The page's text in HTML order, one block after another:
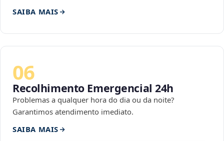
SAIBA MAIS
06
Recolhimento Emergencial 24h
Problemas a qualquer hora do dia ou da noite?
Garantimos atendimento imediato.
SAIBA MAIS